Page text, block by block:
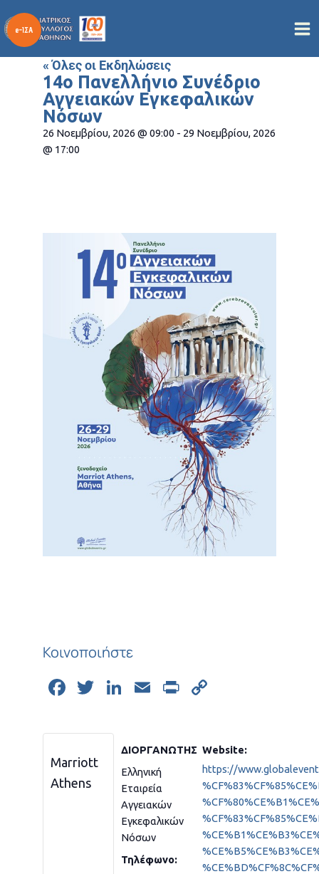
στο
περιεχόμενο
« Όλες οι Εκδηλώσεις
14o Πανελλήνιο Συνέδριο
Αγγειακών Εγκεφαλικών
Νόσων
26 Νοεμβρίου, 2026 @ 09:00 - 29 Νοεμβρίου, 2026
@ 17:00
Κοινοποιήστε
Facebook
Twitter
LinkedIn
Email
Print
Marriott
Athens
ΔΙΟΡΓΑΝΩΤΉΣ
Ελληνική
Εταιρεία
Αγγειακών
Εγκεφαλικών
Νόσων
Τηλέφωνο:
Website:
https://